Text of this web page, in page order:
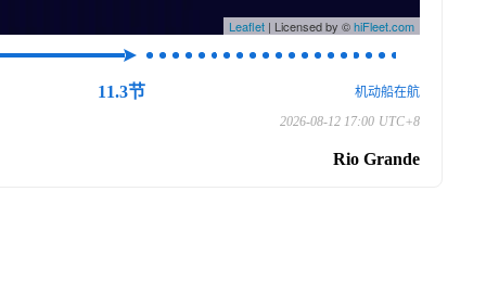
Leaflet | Licensed by ©hiFleet.com
11.3节
机动船在航
2026-08-12 17:00 UTC+8
Rio Grande